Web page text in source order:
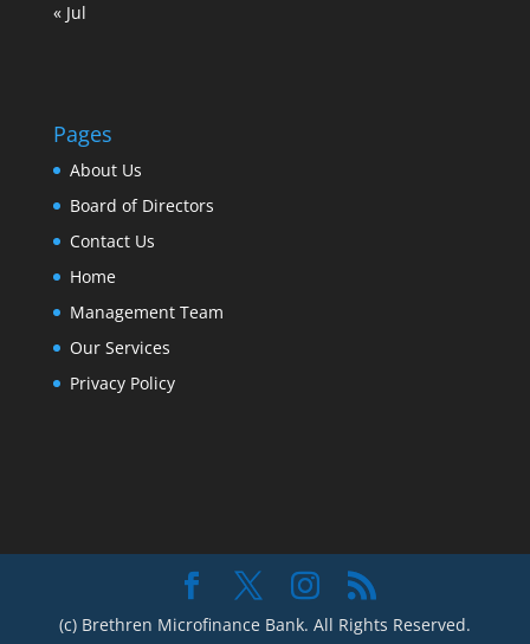
« Jul
Pages
About Us
Board of Directors
Contact Us
Home
Management Team
Our Services
Privacy Policy
(c) Brethren Microfinance Bank. All Rights Reserved.